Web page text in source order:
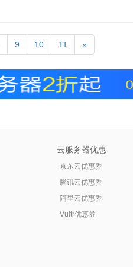
9 10 11 »
云服务器优惠
京东云优惠券
腾讯云优惠券
阿里云优惠券
Vultr优惠券